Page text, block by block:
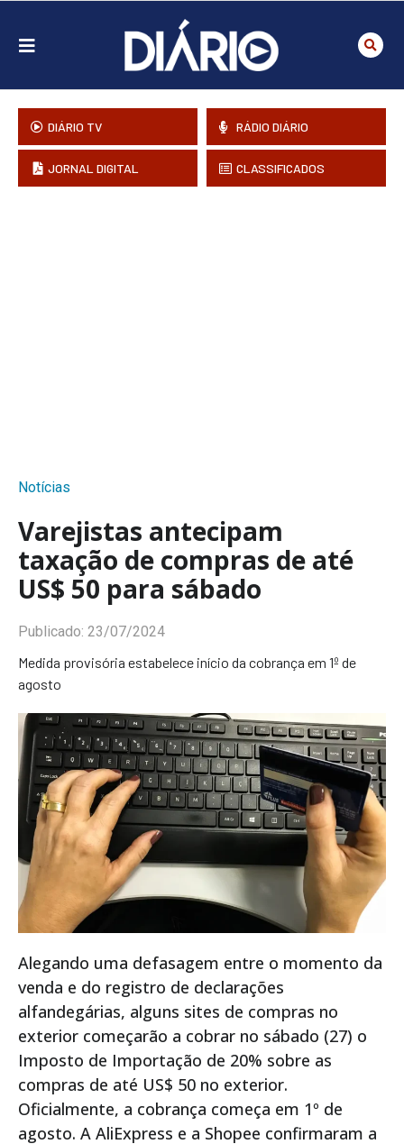
DIÁRIO TV RÁDIO DIÁRIO
JORNAL DIGITAL CLASSIFICADOS
Notícias
Varejistas antecipam
taxação de compras de até
US$ 50 para sábado
Publicado: 23/07/2024
Medida provisória estabelece início da cobrança em 1º de
agosto
Alegando uma defasagem entre o momento da
venda e do registro de declarações
alfandegárias, alguns sites de compras no
exterior começarão a cobrar no sábado (27) o
Imposto de Importação de 20% sobre as
compras de até US$ 50 no exterior.
Oficialmente, a cobrança começa em 1º de
agosto. A AliExpress e a Shopee confirmaram a